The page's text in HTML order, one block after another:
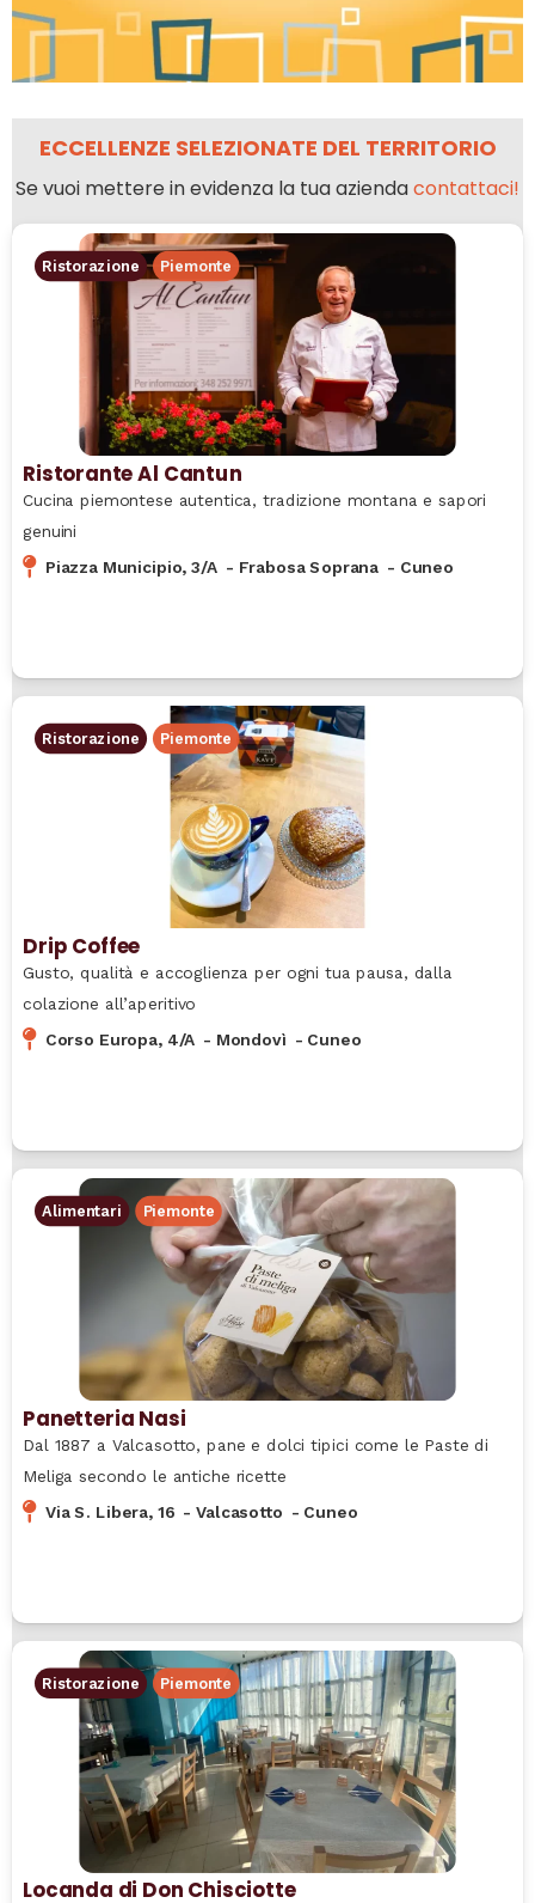
ECCELLENZE SELEZIONATE DEL TERRITORIO
Se vuoi mettere in evidenza la tua aziendacontattaci!
Ristorazione Piemonte
Ristorante Al Cantun
Cucina piemontese autentica, tradizione montana e sapori
genuini
Piazza Municipio, 3/A - Frabosa Soprana - Cuneo
Ristorazione Piemonte
Drip Coffee
Gusto, qualità e accoglienza per ogni tua pausa, dalla
colazione all’aperitivo
Corso Europa, 4/A - Mondovì - Cuneo
Alimentari Piemonte
Panetteria Nasi
Dal 1887 a Valcasotto, pane e dolci tipici come le Paste di
Meliga secondo le antiche ricette
Via S. Libera, 16 -Valcasotto - Cuneo
Ristorazione Piemonte
Locanda di Don Chisciotte